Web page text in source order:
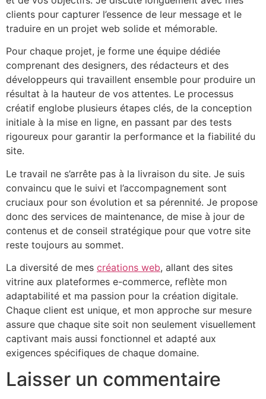
clients pour capturer l’essence de leur message et le
traduire en un projet web solide et mémorable.
Pour chaque projet, je forme une équipe dédiée
comprenant des designers, des rédacteurs et des
développeurs qui travaillent ensemble pour produire un
résultat à la hauteur de vos attentes. Le processus
créatif englobe plusieurs étapes clés, de la conception
initiale à la mise en ligne, en passant par des tests
rigoureux pour garantir la performance et la fiabilité du
site.
Le travail ne s’arrête pas à la livraison du site. Je suis
convaincu que le suivi et l’accompagnement sont
cruciaux pour son évolution et sa pérennité. Je propose
donc des services de maintenance, de mise à jour de
contenus et de conseil stratégique pour que votre site
reste toujours au sommet.
La diversité de mes créations web, allant des sites
vitrine aux plateformes e-commerce, reflète mon
adaptabilité et ma passion pour la création digitale.
Chaque client est unique, et mon approche sur mesure
assure que chaque site soit non seulement visuellement
captivant mais aussi fonctionnel et adapté aux
exigences spécifiques de chaque domaine.
Laisser un commentaire